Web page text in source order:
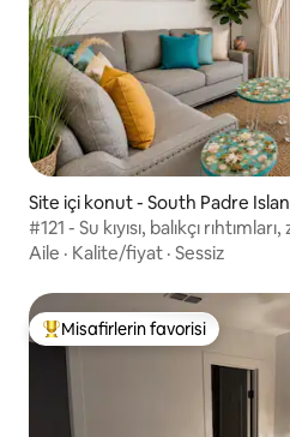
Site içi konut - South Padre
#121 - Su kıyısı, balıkçı
Aile · Kalite/fiyat · Sessiz
Misafirlerin favorilerinden en
Misafirlerin favorisi